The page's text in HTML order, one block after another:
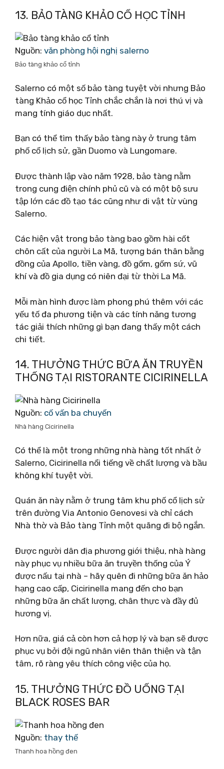
13. BẢO TÀNG KHẢO CỔ HỌC TỈNH
Nguồn: văn phòng hội nghị salerno
Bảo tàng khảo cổ tỉnh
Salerno có một số bảo tàng tuyệt vời nhưng Bảo
tàng Khảo cổ học Tỉnh chắc chắn là nơi thú vị và
mang tính giáo dục nhất.
Bạn có thể tìm thấy bảo tàng này ở trung tâm
phố cổ lịch sử, gần Duomo và Lungomare.
Được thành lập vào năm 1928, bảo tàng nằm
trong cung điện chính phủ cũ và có một bộ sưu
tập lớn các đồ tạo tác cũng như di vật từ vùng
Salerno.
Các hiện vật trong bảo tàng bao gồm hài cốt
chôn cất của người La Mã, tượng bán thân bằng
đồng của Apollo, tiền vàng, đồ gốm, gốm sứ, vũ
khí và đồ gia dụng có niên đại từ thời La Mã.
Mỗi màn hình được làm phong phú thêm với các
yếu tố đa phương tiện và các tính năng tương
tác giải thích những gì bạn đang thấy một cách
chi tiết.
14. THƯỞNG THỨC BỮA ĂN TRUYỀN
THỐNG TẠI RISTORANTE CICIRINELLA
Nguồn: cố vấn ba chuyến
Nhà hàng Cicirinella
Có thể là một trong những nhà hàng tốt nhất ở
Salerno, Cicirinella nổi tiếng về chất lượng và bầu
không khí tuyệt vời.
Quán ăn này nằm ở trung tâm khu phố cổ lịch sử
trên đường Via Antonio Genovesi và chỉ cách
Nhà thờ và Bảo tàng Tỉnh một quãng đi bộ ngắn.
Được người dân địa phương giới thiệu, nhà hàng
này phục vụ nhiều bữa ăn truyền thống của Ý
được nấu tại nhà – hãy quên đi những bữa ăn hảo
hạng cao cấp, Cicirinella mang đến cho bạn
những bữa ăn chất lượng, chân thực và đầy đủ
hương vị.
Hơn nữa, giá cả còn hơn cả hợp lý và bạn sẽ được
phục vụ bởi đội ngũ nhân viên thân thiện và tận
tâm, rõ ràng yêu thích công việc của họ.
15. THƯỞNG THỨC ĐỒ UỐNG TẠI
BLACK ROSES BAR
Nguồn: thay thế
Thanh hoa hồng đen